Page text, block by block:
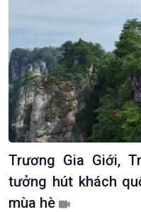
Trương Gia Giới,
tưởng hút khách
mùa hè